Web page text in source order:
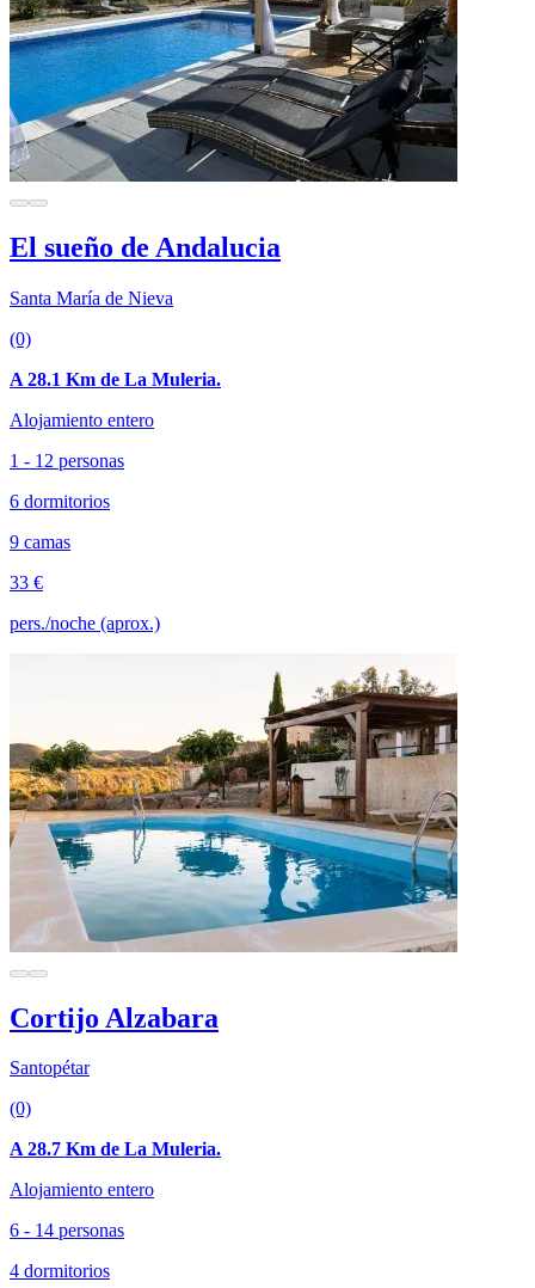
El sueño de Andalucia
Santa María de Nieva
(0)
A 28.1 Km de La Muleria.
Alojamiento entero
1 - 12 personas
6 dormitorios
9 camas
33 €
pers./noche (aprox.)
Cortijo Alzabara
Santopétar
(0)
A 28.7 Km de La Muleria.
Alojamiento entero
6 - 14 personas
4 dormitorios